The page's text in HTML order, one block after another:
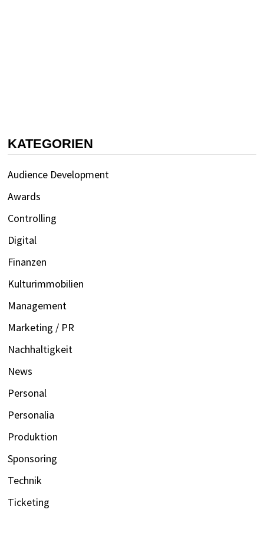
KATEGORIEN
Audience Development
Awards
Controlling
Digital
Finanzen
Kulturimmobilien
Management
Marketing / PR
Nachhaltigkeit
News
Personal
Personalia
Produktion
Sponsoring
Technik
Ticketing